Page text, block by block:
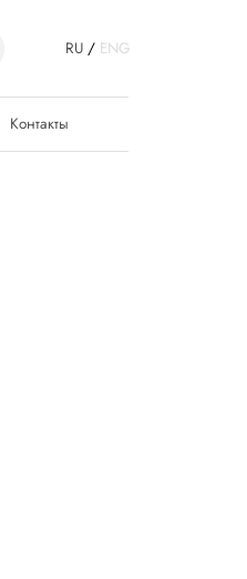
RU/ ENG
Контакты